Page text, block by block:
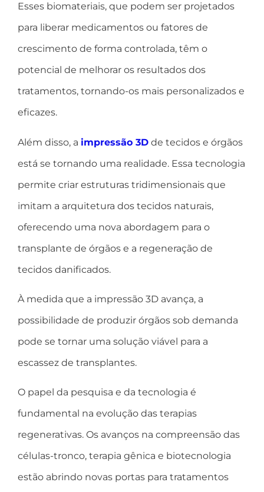
Esses biomateriais, que podem ser projetados
para liberar medicamentos ou fatores de
crescimento de forma controlada, têm o
potencial de melhorar os resultados dos
tratamentos, tornando-os mais personalizados e
eficazes.
Além disso, a impressão 3D de tecidos e órgãos
está se tornando uma realidade. Essa tecnologia
permite criar estruturas tridimensionais que
imitam a arquitetura dos tecidos naturais,
oferecendo uma nova abordagem para o
transplante de órgãos e a regeneração de
tecidos danificados.
À medida que a impressão 3D avança, a
possibilidade de produzir órgãos sob demanda
pode se tornar uma solução viável para a
escassez de transplantes.
O papel da pesquisa e da tecnologia é
fundamental na evolução das terapias
regenerativas. Os avanços na compreensão das
células-tronco, terapia gênica e biotecnologia
estão abrindo novas portas para tratamentos